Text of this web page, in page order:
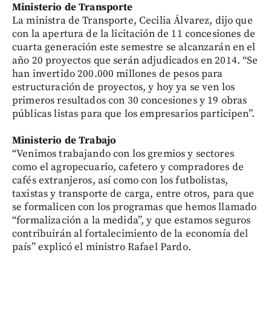
Ministerio de Transporte
La ministra de Transporte, Cecilia Álvarez, dijo que
con la apertura de la licitación de 11 concesiones de
cuarta generación este semestre se alcanzarán en el
año 20 proyectos que serán adjudicados en 2014. “Se
han invertido 200.000 millones de pesos para
estructuración de proyectos, y hoy ya se ven los
primeros resultados con 30 concesiones y 19 obras
públicas listas para que los empresarios participen”.
Ministerio de Trabajo
“Venimos trabajando con los gremios y sectores
como el agropecuario, cafetero y compradores de
cafés extranjeros, así como con los futbolistas,
taxistas y transporte de carga, entre otros, para que
se formalicen con los programas que hemos llamado
“formalización a la medida”, y que estamos seguros
contribuirán al fortalecimiento de la economía del
país” explicó el ministro Rafael Pardo.